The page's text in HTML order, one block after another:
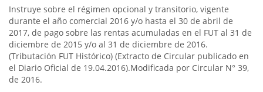
Instruye sobre el régimen opcional y transitorio, vigente
durante el año comercial 2016 y/o hasta el 30 de abril de
2017, de pago sobre las rentas acumuladas en el FUT al 31 de
diciembre de 2015 y/o al 31 de diciembre de 2016.
(Tributación FUT Histórico) (Extracto de Circular publicado en
el Diario Oficial de 19.04.2016).Modificada por Circular N° 39,
de 2016.